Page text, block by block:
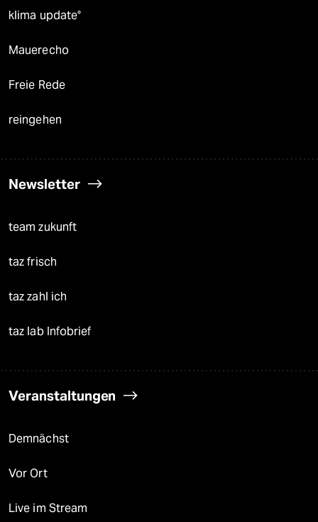
klima update°
Mauerecho
Freie Rede
reingehen
Newsletter
team zukunft
taz frisch
taz zahl ich
taz lab Infobrief
Veranstaltungen
Demnächst
Vor Ort
Live im Stream